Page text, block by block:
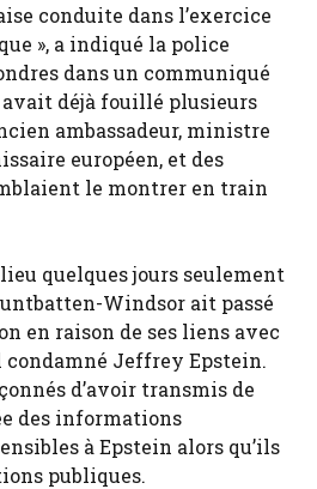
conduite dans l’exercice
», a indiqué la police
dans un communiqué
déjà fouillé plusieurs
ambassadeur, ministre
européen, et des
le montrer en train
quelques jours seulement
Windsor ait passé
en raison de ses liens avec
Jeffrey Epstein.
d’avoir transmis de
des informations
à Epstein alors qu’ils
publiques.